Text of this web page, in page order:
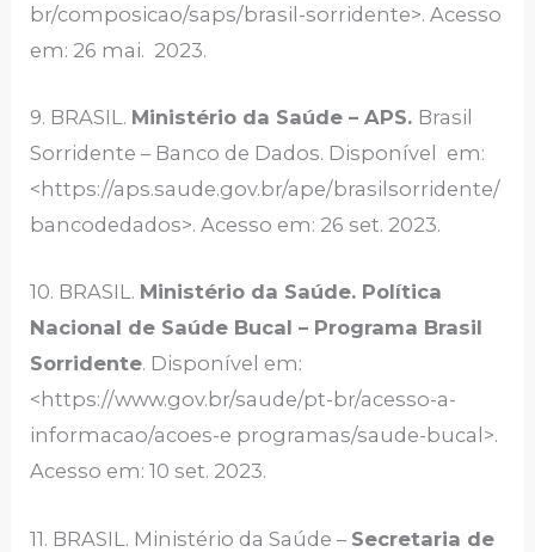
br/composicao/saps/brasil-sorridente>. Acesso
em: 26 mai. 2023.
9. BRASIL. Ministério da Saúde – APS. Brasil
Sorridente – Banco de Dados. Disponível em:
<https://aps.saude.gov.br/ape/brasilsorridente/
bancodedados>. Acesso em: 26 set. 2023.
10. BRASIL. Ministério da Saúde. Política
Nacional de Saúde Bucal – Programa Brasil
Sorridente. Disponível em:
<https://www.gov.br/saude/pt-br/acesso-a-
informacao/acoes-e programas/saude-bucal>.
Acesso em: 10 set. 2023.
11. BRASIL. Ministério da Saúde – Secretaria de